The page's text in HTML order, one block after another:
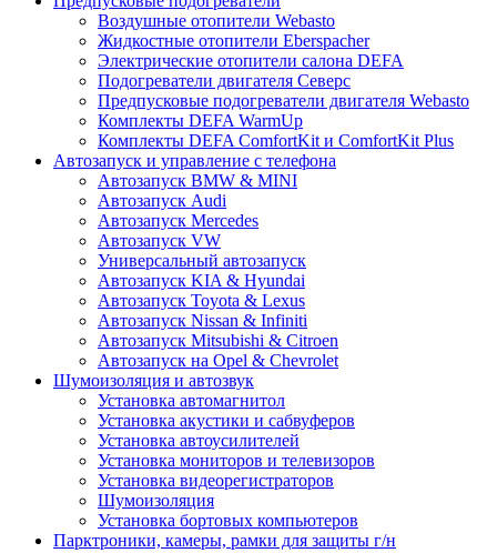
Воздушные отопители Webasto
Жидкостные отопители Eberspacher
Электрические отопители салона DEFA
Подогреватели двигателя Северс
Предпусковые подогреватели двигателя Webasto
Комплекты DEFA WarmUp
Комплекты DEFA ComfortKit и ComfortKit Plus
Автозапуск и управление с телефона
Автозапуск BMW & MINI
Автозапуск Audi
Автозапуск Mercedes
Автозапуск VW
Универсальный автозапуск
Автозапуск KIA & Hyundai
Автозапуск Toyota & Lexus
Автозапуск Nissan & Infiniti
Автозапуск Mitsubishi & Citroen
Автозапуск на Opel & Chevrolet
Шумоизоляция и автозвук
Установка автомагнитол
Установка акустики и сабвуферов
Установка автоусилителей
Установка мониторов и телевизоров
Установка видеорегистраторов
Шумоизоляция
Установка бортовых компьютеров
Парктроники, камеры, рамки для защиты г/н